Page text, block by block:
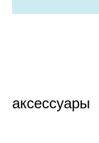
аксессуары